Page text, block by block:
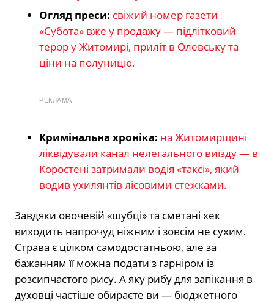
Огляд преси: свіжий номер газети
«Субота» вже у продажу — підлітковий
терор у Житомирі, приліт в Олевську та
ціни на полуницю.
РЕКЛАМА
Кримінальна хроніка: на Житомирщині
ліквідували канал нелегального виїзду — в
Коростені затримали водія «таксі», який
водив ухилянтів лісовими стежками.
Завдяки овочевій «шубці» та сметані хек
виходить напрочуд ніжним і зовсім не сухим.
Страва є цілком самодостатньою, але за
бажанням її можна подати з гарніром із
розсипчастого рису. А яку рибу для запікання в
духовці частіше обираєте ви — бюджетного